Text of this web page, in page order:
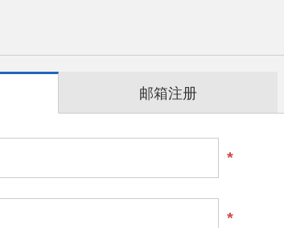
邮箱注册
*
*